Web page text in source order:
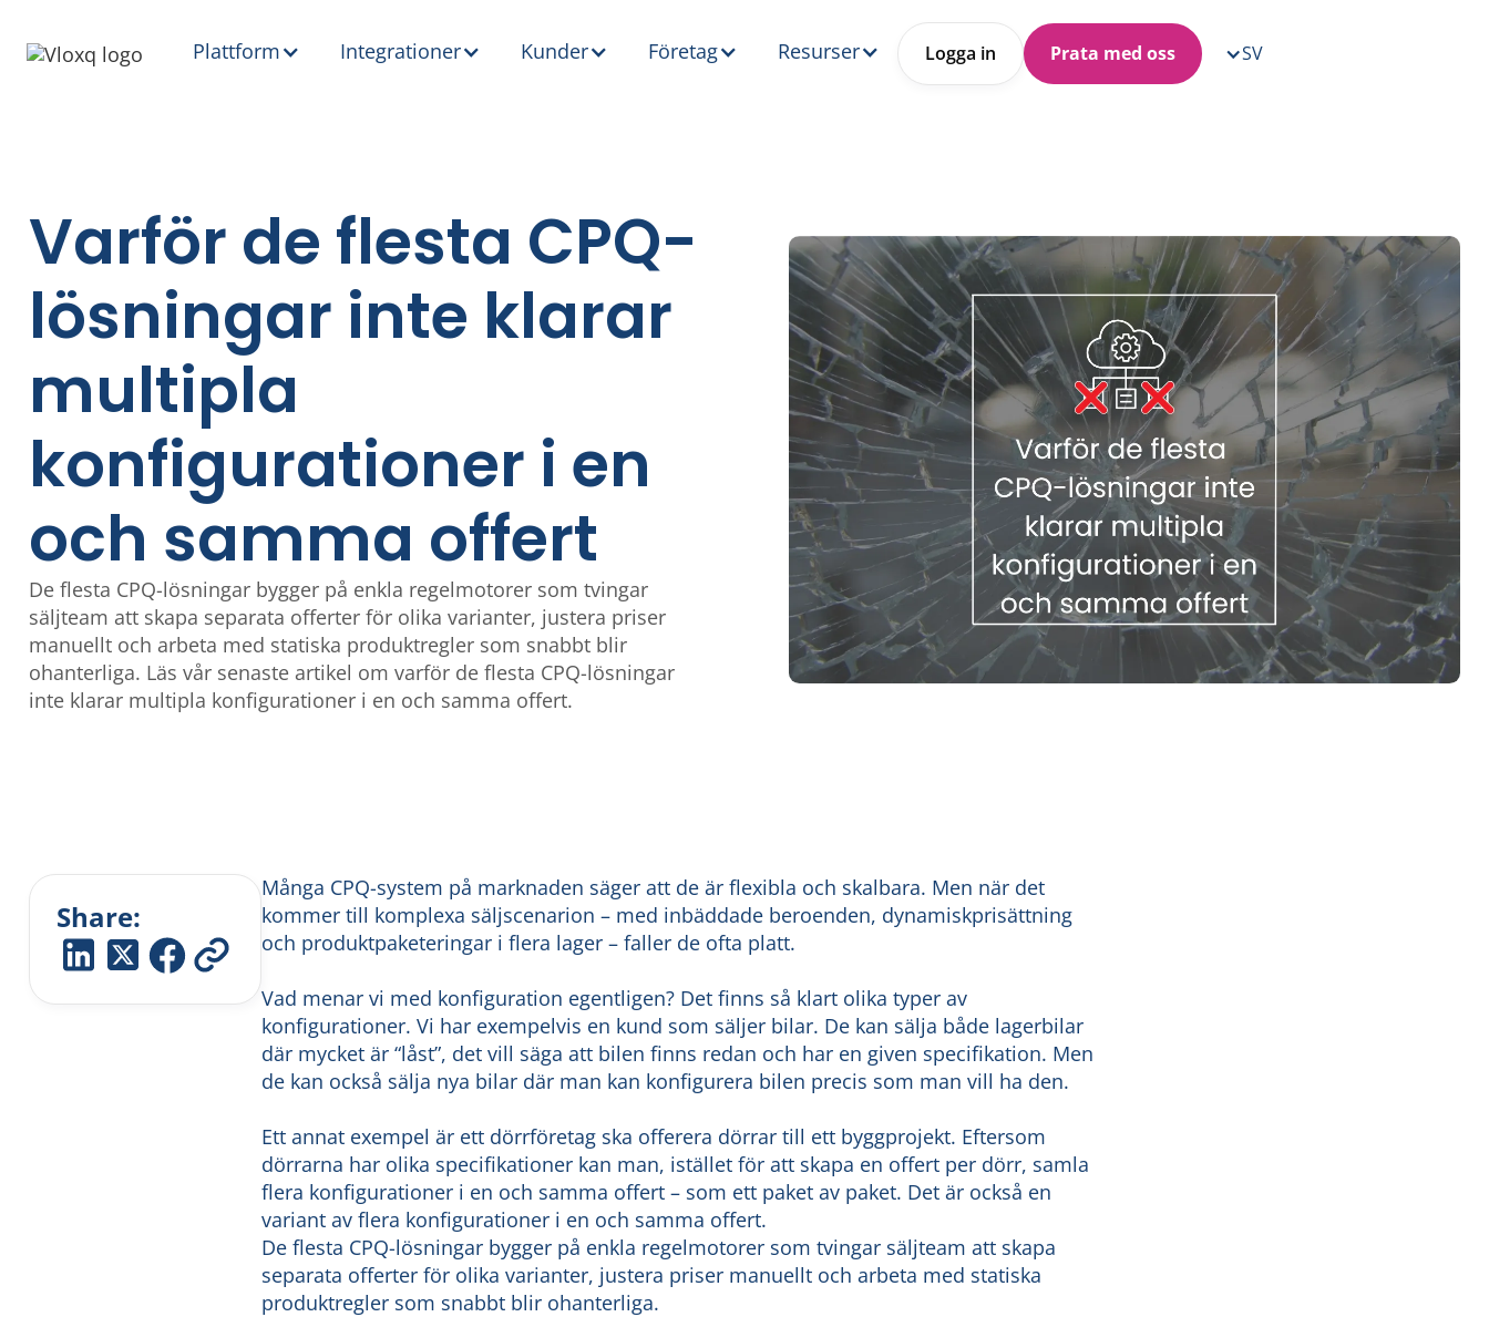
Plattform Integrationer Kunder Företag Resurser Logga in Prata med oss SV
Varför de flesta CPQ-
lösningar inte klarar
multipla
konfigurationer i en
och samma offert
De flesta CPQ-lösningar bygger på enkla regelmotorer som tvingar
säljteam att skapa separata offerter för olika varianter, justera priser
manuellt och arbeta med statiska produktregler som snabbt blir
ohanterliga. Läs vår senaste artikel om varför de flesta CPQ-lösningar
inte klarar multipla konfigurationer i en och samma offert.
Share:
Många CPQ-system på marknaden säger att de är flexibla och skalbara. Men när det
kommer till komplexa säljscenarion – med inbäddade beroenden, dynamiskprisättning
och produktpaketeringar i flera lager – faller de ofta platt.
Vad menar vi med konfiguration egentligen? Det finns så klart olika typer av
konfigurationer. Vi har exempelvis en kund som säljer bilar. De kan sälja både lagerbilar
där mycket är “låst”, det vill säga att bilen finns redan och har en given specifikation. Men
de kan också sälja nya bilar där man kan konfigurera bilen precis som man vill ha den.
Ett annat exempel är ett dörrföretag ska offerera dörrar till ett byggprojekt. Eftersom
dörrarna har olika specifikationer kan man, istället för att skapa en offert per dörr, samla
flera konfigurationer i en och samma offert – som ett paket av paket. Det är också en
variant av flera konfigurationer i en och samma offert.
De flesta CPQ-lösningar bygger på enkla regelmotorer som tvingar säljteam att skapa
separata offerter för olika varianter, justera priser manuellt och arbeta med statiska
produktregler som snabbt blir ohanterliga.